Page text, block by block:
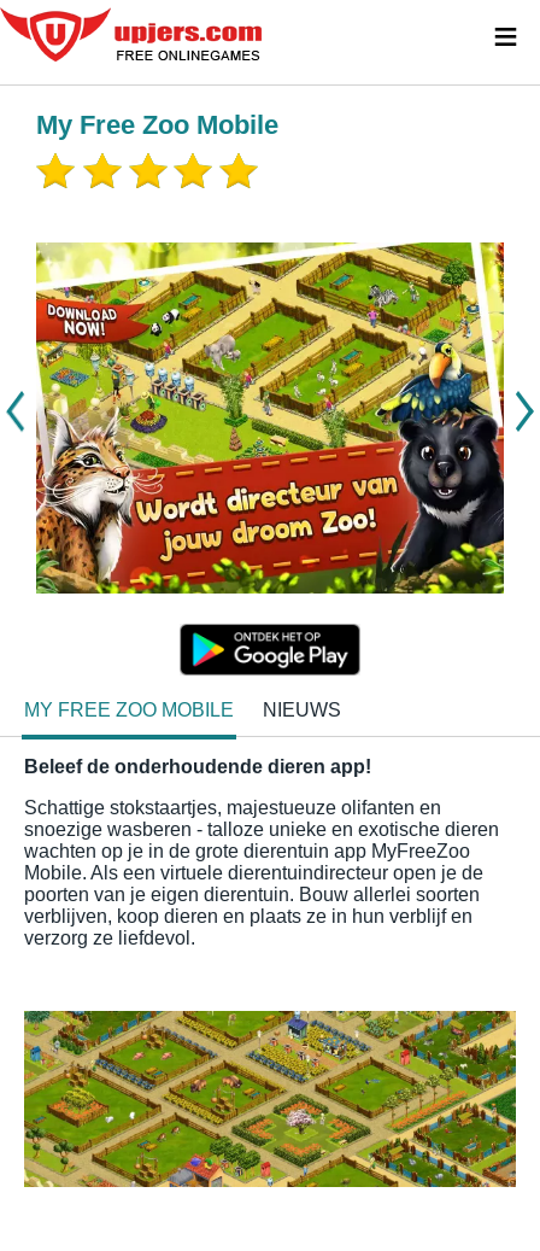
My Free Zoo Mobile
MY FREE ZOO MOBILE NIEUWS
Beleef de onderhoudende dieren app!
Schattige stokstaartjes, majestueuze olifanten en
snoezige wasberen - talloze unieke en exotische dieren
wachten op je in de grote dierentuin app MyFreeZoo
Mobile. Als een virtuele dierentuindirecteur open je de
poorten van je eigen dierentuin. Bouw allerlei soorten
verblijven, koop dieren en plaats ze in hun verblijf en
verzorg ze liefdevol.
≡